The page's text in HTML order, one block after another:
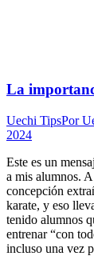
La
Uechi TipsPor
2024
Este es un
a mis alumnos.
concepción
karate, y eso
tenido alumnos
entrenar “con
incluso una vez